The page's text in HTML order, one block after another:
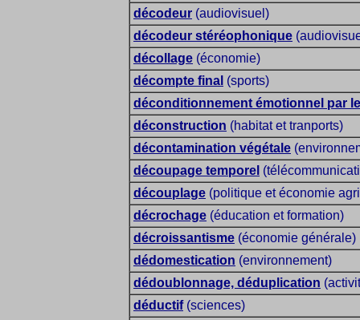
décodeur (audiovisuel)
décodeur stéréophonique
décollage (économie)
décompte final (sports)
déconditionnement émotionnel par
déconstruction (habitat et tranports)
décontamination végétale
découpage temporel
découplage (politique et économie
décrochage (éducation et formation)
décroissantisme (économie générale)
dédomestication (environnement)
dédoublonnage, déduplication
déductif(sciences)